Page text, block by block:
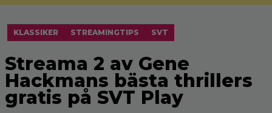
KLASSIKER STREAMINGTIPS SVT
Streama 2 av Gene
Hackmans bästa thrillers
gratis på SVT Play